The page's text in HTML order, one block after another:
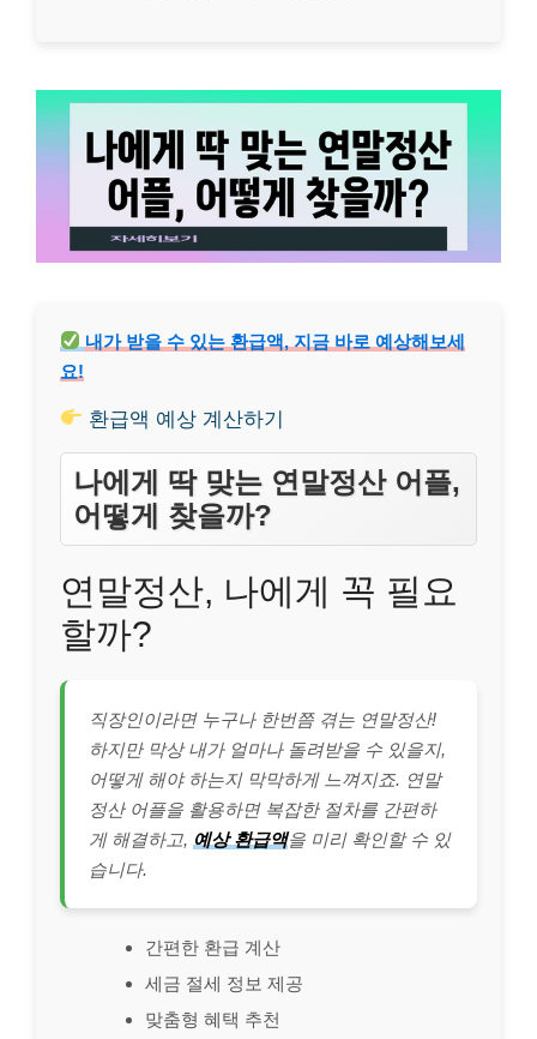
내가 받을 수 있는 환급액, 지금 바로 예상해보세
요!
환급액 예상 계산하기
나에게 딱 맞는 연말정산 어플,
어떻게 찾을까?
연말정산, 나에게 꼭 필요
할까?
직장인이라면 누구나 한번쯤 겪는 연말정산!
하지만 막상 내가 얼마나 돌려받을 수 있을지,
어떻게 해야 하는지 막막하게 느껴지죠. 연말
정산 어플을 활용하면 복잡한 절차를 간편하
게 해결하고, 예상 환급액을 미리 확인할 수 있
습니다.
간편한 환급 계산
세금 절세 정보 제공
맞춤형 혜택 추천